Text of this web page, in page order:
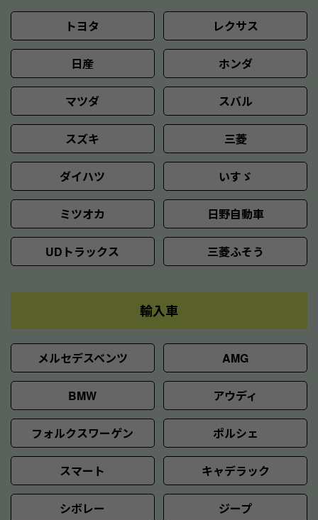
トヨタ レクサス
日産 ホンダ
マツダ スバル
スズキ 三菱
ダイハツ いすゞ
ミツオカ 日野自動車
UDトラックス 三菱ふそう
輸入車
メルセデスベンツ AMG
BMW アウディ
フォルクスワーゲン ポルシェ
スマート キャデラック
シボレー ジープ